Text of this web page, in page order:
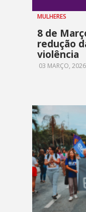
MULHERES
8 de
redução
violência
03 MARÇO,